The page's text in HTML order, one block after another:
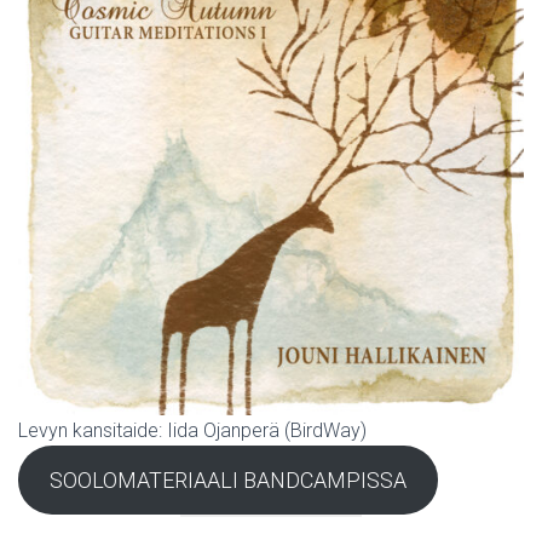
Levyn kansitaide: Iida Ojanperä (BirdWay)
SOOLOMATERIAALI BANDCAMPISSA